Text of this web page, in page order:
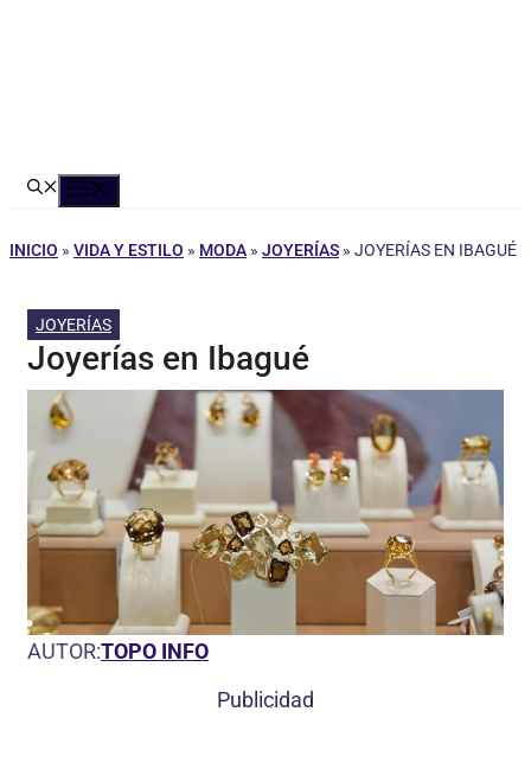
INICIO » VIDA Y ESTILO » MODA » JOYERÍAS » JOYERÍAS EN IBAGUÉ
JOYERÍAS
Joyerías en Ibagué
AUTOR:TOPO INFO
Publicidad